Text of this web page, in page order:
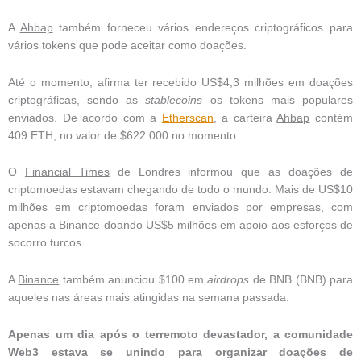
A Ahbap também forneceu vários endereços criptográficos para
vários tokens que pode aceitar como doações.
Até o momento, afirma ter recebido US$4,3 milhões em doações
criptográficas, sendo asstablecoins os tokens mais populares
enviados. De acordo com a Etherscan , a carteiraAhbap contém
409 ETH, no valor de $622.000 no momento.
O Financial Timesde Londres informou que as doações de
criptomoedas estavam chegando de todo o mundo. Mais de US$10
milhões em criptomoedas foram enviados por empresas, com
apenas a Binance doando US$5 milhões em apoio aos esforços de
socorro turcos.
A Binance também anunciou $100 emairdrops de BNB (BNB) para
aqueles nas áreas mais atingidas na semana passada.
Apenas um dia após o terremoto devastador, a comunidade
Web3 estava se unindo para organizar doações de